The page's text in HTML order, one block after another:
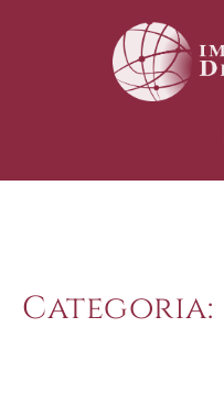
Categoria: